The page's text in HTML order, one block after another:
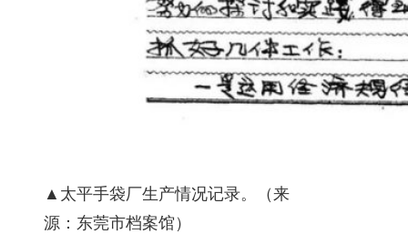
▲太平手袋厂生产情况记录。（来
源：东莞市档案馆）